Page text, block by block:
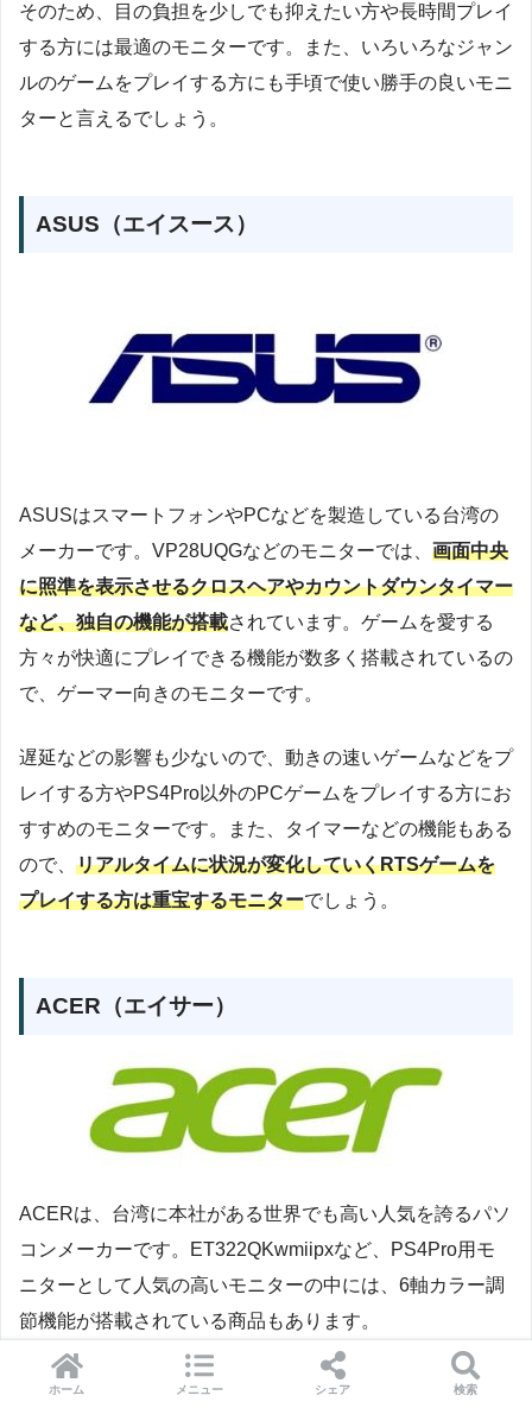
そのため、目の負担を少しでも抑えたい方や長時間プレイ
する方には最適のモニターです。また、いろいろなジャン
ルのゲームをプレイする方にも手頃で使い勝手の良いモニ
ターと言えるでしょう。
ASUS（エイスース）
ASUSはスマートフォンやPCなどを製造している台湾の
メーカーです。VP28UQGなどのモニターでは、 画面中央
に照準を表示させるクロスヘアやカウントダウンタイマー
など、独自の機能が搭載されています。ゲームを愛する
方々が快適にプレイできる機能が数多く搭載されているの
で、ゲーマー向きのモニターです。
遅延などの影響も少ないので、動きの速いゲームなどをプ
レイする方やPS4Pro以外のPCゲームをプレイする方にお
すすめのモニターです。また、タイマーなどの機能もある
ので、 リアルタイムに状況が変化していくRTSゲームを
プレイする方は重宝するモニターでしょう。
ACER（エイサー）
ACERは、台湾に本社がある世界でも高い人気を誇るパソ
コンメーカーです。ET322QKwmiipxなど、PS4Pro用モ
ニターとして人気の高いモニターの中には、6軸カラー調
節機能が搭載されている商品もあります。
通常は赤、緑、青で様々な色を表現していますが、ACER
ホーム メニュー シェア 検索